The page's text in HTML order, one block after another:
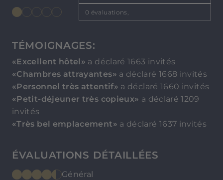
0 évaluations,
TÉMOIGNAGES:
«Excellent hôtel» a déclaré 1663 invités
«Chambres attrayantes» a déclaré 1668 invités
«Personnel très attentif» a déclaré 1660 invités
«Petit-déjeuner très copieux» a déclaré 1209
invités
«Très bel emplacement» a déclaré 1637 invités
ÉVALUATIONS DÉTAILLÉES
Général